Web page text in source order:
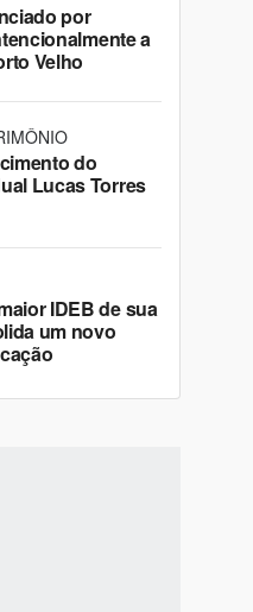
por
a
Velho
do
Lucas Torres
IDEB de sua
um novo